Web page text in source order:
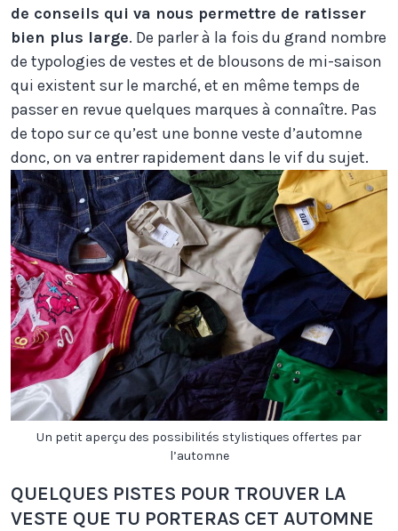
de conseils qui va nous permettre de ratisser
bien plus large. De parler à la fois du grand nombre
de typologies de vestes et de blousons de mi-saison
qui existent sur le marché, et en même temps de
passer en revue quelques marques à connaître. Pas
de topo sur ce qu’est une bonne veste d’automne
donc, on va entrer rapidement dans le vif du sujet.
Un petit aperçu des possibilités stylistiques offertes par
l’automne
QUELQUES PISTES POUR TROUVER LA
VESTE QUE TU PORTERAS CET AUTOMNE